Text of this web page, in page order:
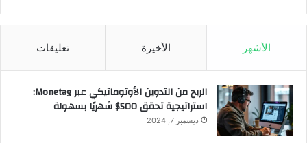
الأشهر الأخيرة تعليقات
الربح من التدوين الأوتوماتيكي عبر Monetag:
استراتيجية تحقق 500$ شهريًا بسهولة
ديسمبر 7, 2024